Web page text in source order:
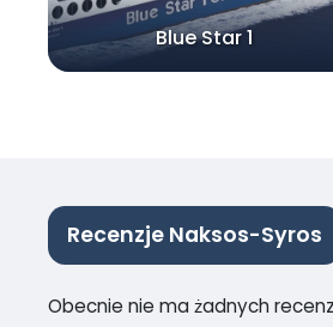
Blue Star 1
Recenzje Naksos-Syros
Obecnie nie ma żadnych